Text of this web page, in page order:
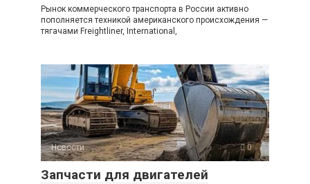
Рынок коммерческого транспорта в России активно
пополняется техникой американского происхождения —
тягачами Freightliner, International,
Новости 0
Запчасти для двигателей